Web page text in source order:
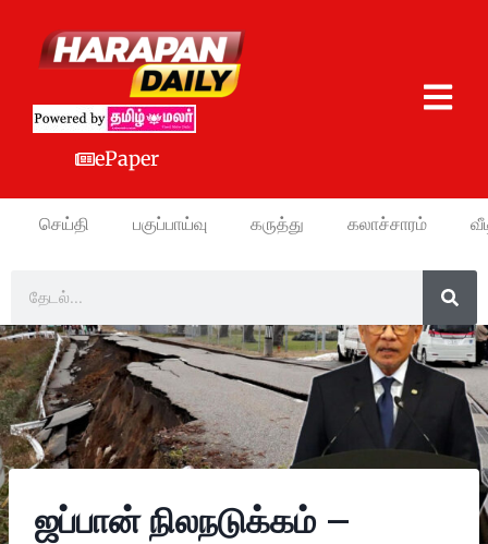
ePaper
செய்தி பகுப்பாய்வு கருத்து கலாச்சாரம்
ஜப்பான் நிலநடுக்கம் –